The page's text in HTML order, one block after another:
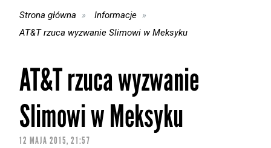
Strona główna
Informacje
AT&T rzuca wyzwanie Slimowi w Meksyku
AT&T rzuca wyzwanie
Slimowi w Meksyku
12 MAJA 2015, 21:57